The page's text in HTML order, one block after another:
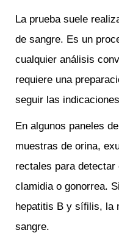
La prueba suele
de sangre. Es un
cualquier análisis
requiere una
seguir las
En algunos paneles
muestras de orina,
rectales para
clamidia o gonorrea.
hepatitis B y sífilis, la
sangre.